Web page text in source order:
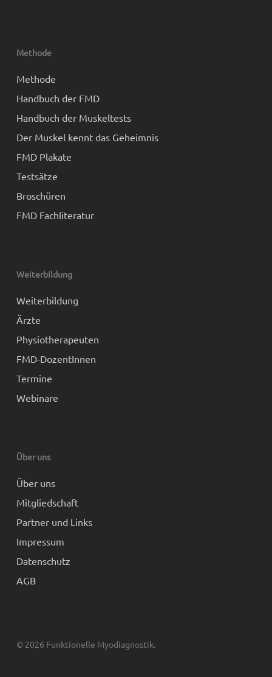
Methode
Methode
Handbuch der FMD
Handbuch der Muskeltests
Der Muskel kennt das Geheimnis
FMD Plakate
Testsätze
Broschüren
FMD Fachliteratur
Weiterbildung
Weiterbildung
Ärzte
Physiotherapeuten
FMD-DozentInnen
Termine
Webinare
Über uns
Über uns
Mitgliedschaft
Partner und Links
Impressum
Datenschutz
AGB
© 2026 Funktionelle Myodiagnostik.